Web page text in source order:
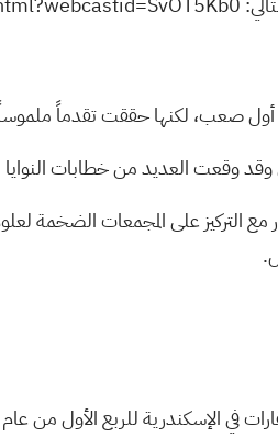
صعب، لكنها حققت تقدماً ملموساً
وقعت العديد من خطابات النوايا
مع التركيز على المجمعات الضخمة